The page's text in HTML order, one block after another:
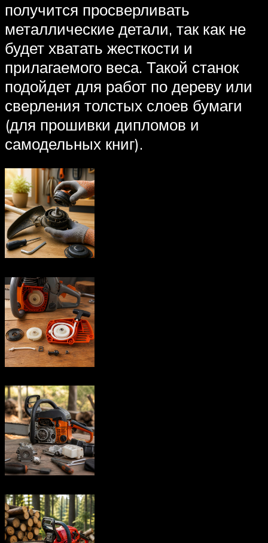
получится просверливать
металлические детали, так как не
будет хватать жесткости и
прилагаемого веса. Такой станок
подойдет для работ по дереву или
сверления толстых слоев бумаги
(для прошивки дипломов и
самодельных книг).